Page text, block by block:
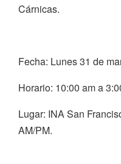
Cárnicas.
Fecha: Lunes 31 de
Horario: 10:00 am a
Lugar: INA San
AM/PM.